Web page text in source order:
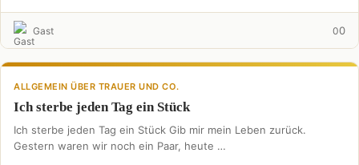
Gast 00
ALLGEMEIN ÜBER TRAUER UND CO.
Ich sterbe jeden Tag ein Stück
Ich sterbe jeden Tag ein Stück Gib mir mein Leben zurück.
Gestern waren wir noch ein Paar, heute …